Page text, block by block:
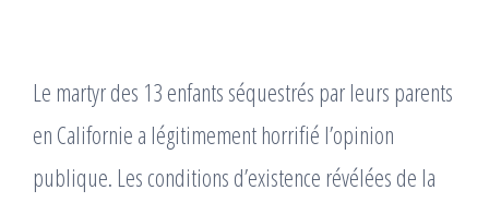
Le martyr des 13 enfants séquestrés par leurs parents
en Californie a légitimement horrifié l’opinion
publique. Les conditions d’existence révélées de la